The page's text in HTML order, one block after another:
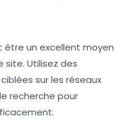
être un excellent moyen
site. Utilisez des
sur les réseaux
recherche pour